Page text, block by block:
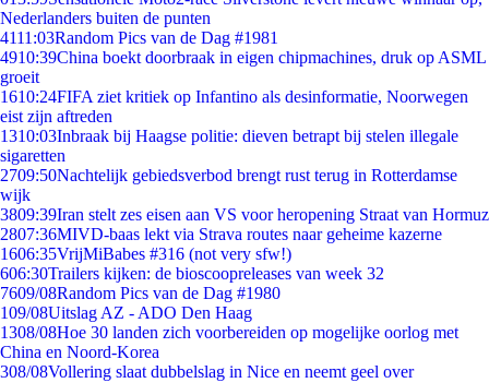
Nederlanders buiten de punten
4111:03Random Pics van de Dag #1981
4910:39China boekt doorbraak in eigen chipmachines, druk op ASML
groeit
1610:24FIFA ziet kritiek op Infantino als desinformatie, Noorwegen
eist zijn aftreden
1310:03Inbraak bij Haagse politie: dieven betrapt bij stelen illegale
sigaretten
2709:50Nachtelijk gebiedsverbod brengt rust terug in Rotterdamse
wijk
3809:39Iran stelt zes eisen aan VS voor heropening Straat van Hormuz
2807:36MIVD-baas lekt via Strava routes naar geheime kazerne
1606:35VrijMiBabes #316 (not very sfw!)
606:30Trailers kijken: de bioscoopreleases van week 32
7609/08Random Pics van de Dag #1980
109/08Uitslag AZ - ADO Den Haag
1308/08Hoe 30 landen zich voorbereiden op mogelijke oorlog met
China en Noord-Korea
308/08Vollering slaat dubbelslag in Nice en neemt geel over